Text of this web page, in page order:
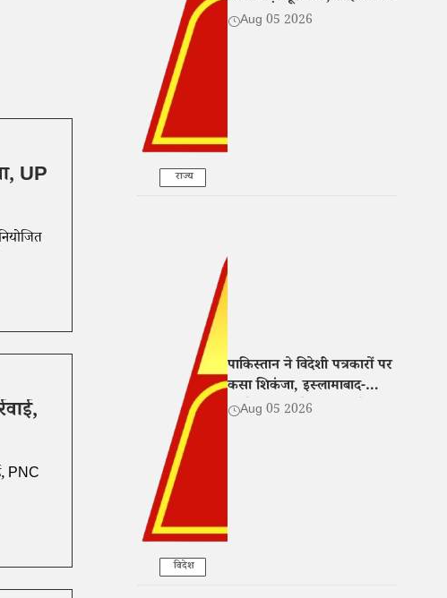
UP
PNC
राज्य
खिलाई दाल-बाटी-चूरमा
Aug 05 2026
विदेश
पाकिस्तान ने विदेशी पत्रकारों पर
कसा शिकंजा, इस्लामाबाद-
लाहौर-कराची के बाहर रिपोर्टिंग
Aug 05 2026